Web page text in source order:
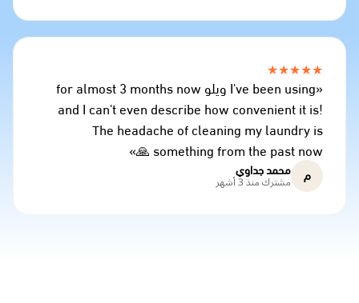
★★★★★
«I've been using ويلو for almost 3 months now
and I can't even describe how convenient it is!
The headache of cleaning my laundry is
something from the past now 🙏»
م محمد جداوي
مشترك منذ 3 أشهر